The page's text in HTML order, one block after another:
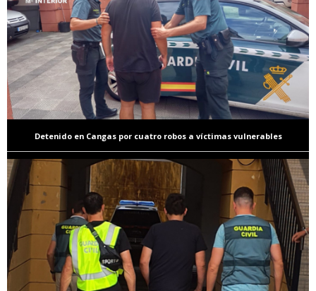
Detenido en Cangas por cuatro robos a víctimas vulnerables